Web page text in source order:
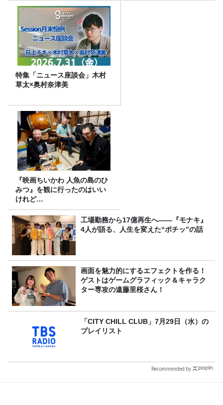
特集「ニュース座談会」木村
草太×奥村奈津美
『映画ちいかわ 人魚の島のひ
みつ』を観に行ったのはいい
けれど…
工場勤務から17億再生へ——『モナキ』
4人が語る、人生を変えた“ポチッ”の話
画面を魅力的にするエフェクトを作る！
ゲストはゲームグラフィック＆キャラク
ター専攻の遠藤里桜さん！
「CITY CHILL CLUB」7月29日（水）の
プレイリスト
Recommended by